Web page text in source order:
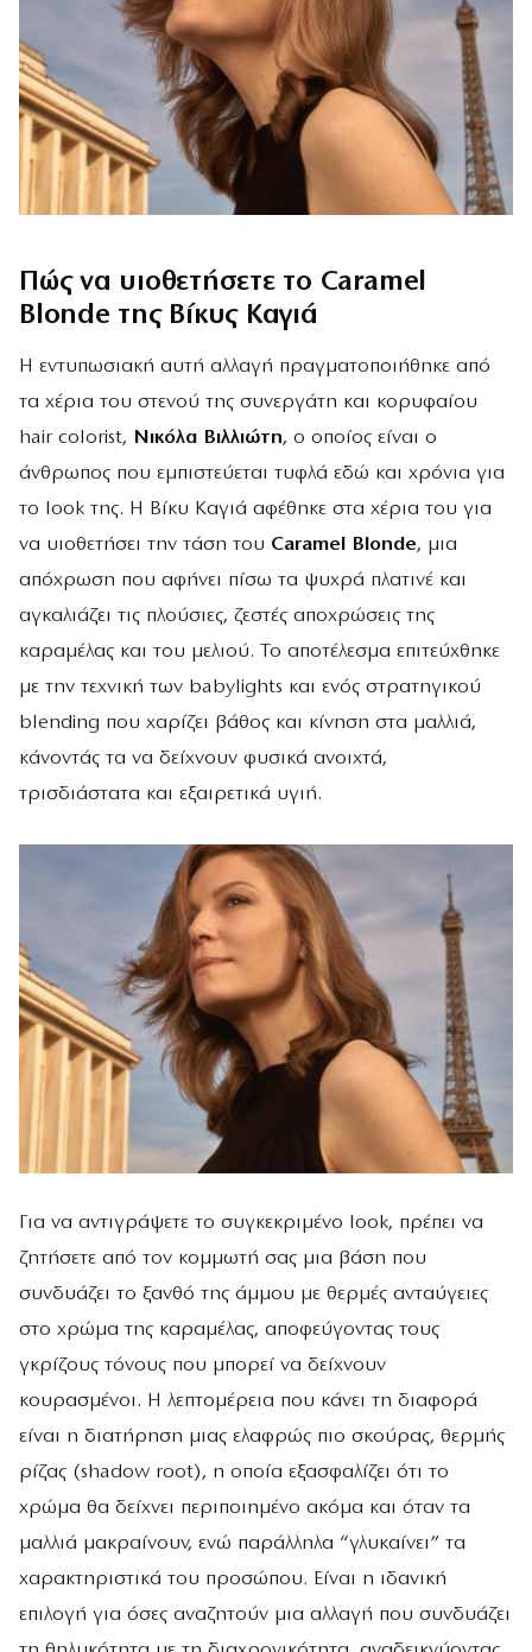
Πώς να υιοθετήσετε το Caramel
Blonde της Βίκυς Καγιά
Η εντυπωσιακή αυτή αλλαγή πραγματοποιήθηκε από
τα χέρια του στενού της συνεργάτη και κορυφαίου
hair colorist, Νικόλα Βιλλιώτη, ο οποίος είναι ο
άνθρωπος που εμπιστεύεται τυφλά εδώ και χρόνια για
το look της. Η Βίκυ Καγιά αφέθηκε στα χέρια του για
να υιοθετήσει την τάση του Caramel Blonde, μια
απόχρωση που αφήνει πίσω τα ψυχρά πλατινέ και
αγκαλιάζει τις πλούσιες, ζεστές αποχρώσεις της
καραμέλας και του μελιού. Το αποτέλεσμα επιτεύχθηκε
με την τεχνική των babylights και ενός στρατηγικού
blending που χαρίζει βάθος και κίνηση στα μαλλιά,
κάνοντάς τα να δείχνουν φυσικά ανοιχτά,
τρισδιάστατα και εξαιρετικά υγιή.
Για να αντιγράψετε το συγκεκριμένο look, πρέπει να
ζητήσετε από τον κομμωτή σας μια βάση που
συνδυάζει το ξανθό της άμμου με θερμές ανταύγειες
στο χρώμα της καραμέλας, αποφεύγοντας τους
γκρίζους τόνους που μπορεί να δείχνουν
κουρασμένοι. Η λεπτομέρεια που κάνει τη διαφορά
είναι η διατήρηση μιας ελαφρώς πιο σκούρας, θερμής
ρίζας (shadow root), η οποία εξασφαλίζει ότι το
χρώμα θα δείχνει περιποιημένο ακόμα και όταν τα
μαλλιά μακραίνουν, ενώ παράλληλα “γλυκαίνει” τα
χαρακτηριστικά του προσώπου. Είναι η ιδανική
επιλογή για όσες αναζητούν μια αλλαγή που συνδυάζει